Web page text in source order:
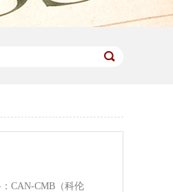
CAN-CMB（科伦